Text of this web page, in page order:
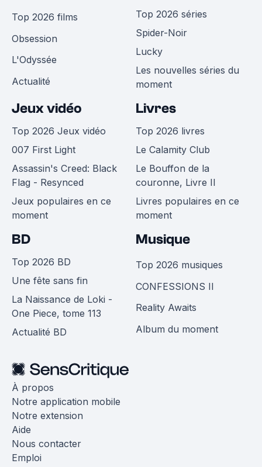
Top 2026 films
Obsession
L'Odyssée
Actualité
Top 2026 séries
Spider-Noir
Lucky
Les nouvelles séries du
moment
Jeux vidéo
Top 2026 Jeux vidéo
007 First Light
Assassin's Creed: Black
Flag - Resynced
Jeux populaires en ce
moment
Livres
Top 2026 livres
Le Calamity Club
Le Bouffon de la
couronne, Livre II
Livres populaires en ce
moment
BD
Top 2026 BD
Une fête sans fin
La Naissance de Loki -
One Piece, tome 113
Actualité BD
Musique
Top 2026 musiques
CONFESSIONS II
Reality Awaits
Album du moment
À propos
Notre application mobile
Notre extension
Aide
Nous contacter
Emploi